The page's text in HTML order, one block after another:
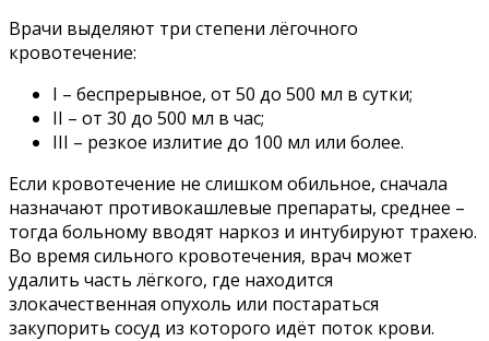
Врачи выделяют три степени лёгочного
кровотечение:
I – беспрерывное, от 50 до 500 мл в сутки;
II – от 30 до 500 мл в час;
III – резкое излитие до 100 мл или более.
Если кровотечение не слишком обильное, сначала
назначают противокашлевые препараты, среднее –
тогда больному вводят наркоз и интубируют трахею.
Во время сильного кровотечения, врач может
удалить часть лёгкого, где находится
злокачественная опухоль или постараться
закупорить сосуд из которого идёт поток крови.